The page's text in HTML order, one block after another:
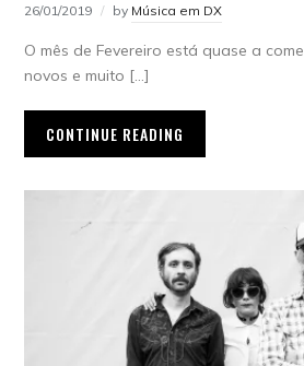
26/01/2019 by Música em DX
O mês de Fevereiro está quase a
novos e muito […]
CONTINUE READING